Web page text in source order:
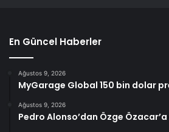
En Güncel Haberler
Ağustos 9, 2026
MyGarage Global 150 bin dolar
Ağustos 9, 2026
Pedro Alonso’dan Özge